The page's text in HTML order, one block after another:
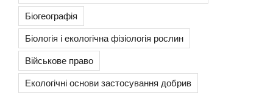
Біогеографія
Біологія і екологічна фізіологія рослин
Військове право
Екологічні основи застосування добрив